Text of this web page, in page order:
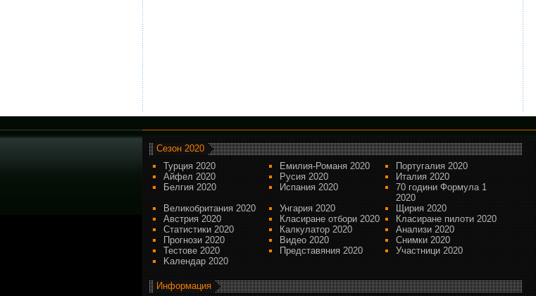
Сезон 2020
Турция 2020
Емилия-Романя 2020
Португалия 2020
Айфел 2020
Русия 2020
Италия 2020
Белгия 2020
Испания 2020
70 години Формула 1
2020
Великобритания 2020
Унгария 2020
Щирия 2020
Австрия 2020
Класиране отбори 2020
Класиране пилоти 2020
Статистики 2020
Калкулатор 2020
Анализи 2020
Прогнози 2020
Видео 2020
Снимки 2020
Тестове 2020
Представяния 2020
Участници 2020
Kалендар 2020
Информация